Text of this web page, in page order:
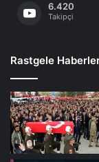
6.420
Takipçi
Rastgele